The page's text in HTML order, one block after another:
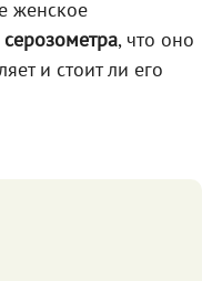
женское
серозометра, что оно
и стоит ли его